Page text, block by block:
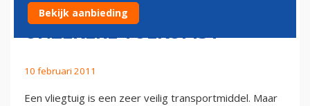
ONDERHOUD EN EEN
ONZEKERE TOEKOMST
10 februari 2011
Een vliegtuig is een zeer veilig transportmiddel. Maar
Bekijk aanbieding